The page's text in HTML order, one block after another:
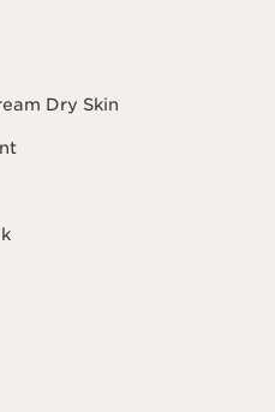
Dry Skin